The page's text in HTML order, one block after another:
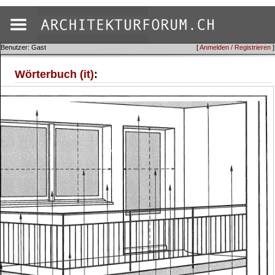
[Anmelden / Registrieren ]
Benutzer: Gast
Wörterbuch (it):